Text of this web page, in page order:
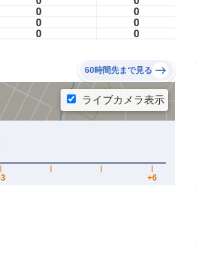
0
0
0
0
0 0
60時間先まで見る